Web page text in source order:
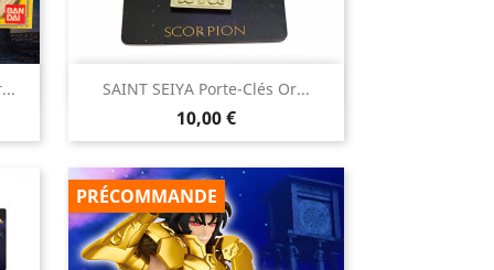
SAINT SEIYA Porte-Clés Or...
Prix
10,00 €
Aperçu rapide
PRÉCOMMANDE